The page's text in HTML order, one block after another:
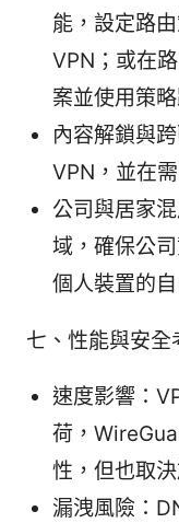
能，設定路
VPN；或在
案並使用策略
內容解鎖與
VPN，並在
公司與居家
域，確保公
個人裝置的自
七、性能與安全
速度影響：
荷，
性，但也取
漏洩風險：